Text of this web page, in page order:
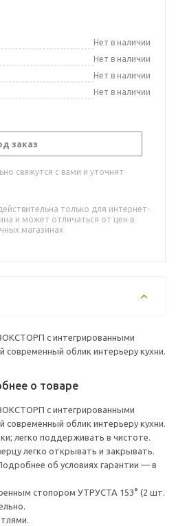
Нет в наличии
Нет в наличии
Нет в наличии
Нет в наличии
заказ
свяжутся с вами и уточнят
только для интернет-
и может отличаться от цен в
магазинах
с интегрированными
облик интерьеру кухни.
о товаре
с интегрированными
облик интерьеру кухни.
легко поддерживать в чистоте.
легко открывать и закрывать.
об условиях гарантии — в
стопором УТРУСТА 153° (2 шт.